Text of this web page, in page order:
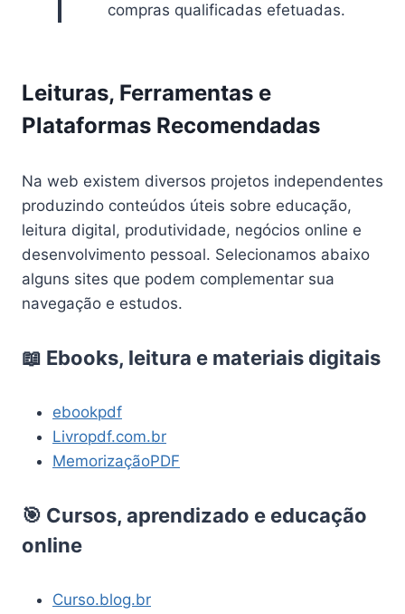
compras qualificadas efetuadas.
Leituras, Ferramentas e
Plataformas Recomendadas
Na web existem diversos projetos independentes
produzindo conteúdos úteis sobre educação,
leitura digital, produtividade, negócios online e
desenvolvimento pessoal. Selecionamos abaixo
alguns sites que podem complementar sua
navegação e estudos.
📖 Ebooks, leitura e materiais digitais
ebookpdf
Livropdf.com.br
MemorizaçãoPDF
🎯 Cursos, aprendizado e educação
online
Curso.blog.br